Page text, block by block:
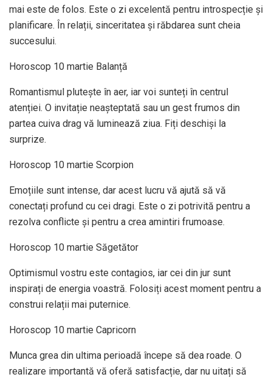
mai este de folos. Este o zi excelentă pentru introspecție și
planificare. În relații, sinceritatea și răbdarea sunt cheia
succesului.
Horoscop 10 martie Balanță
Romantismul plutește în aer, iar voi sunteți în centrul
atenției. O invitație neașteptată sau un gest frumos din
partea cuiva drag vă luminează ziua. Fiți deschiși la
surprize.
Horoscop 10 martie Scorpion
Emoțiile sunt intense, dar acest lucru vă ajută să vă
conectați profund cu cei dragi. Este o zi potrivită pentru a
rezolva conflicte și pentru a crea amintiri frumoase.
Horoscop 10 martie Săgetător
Optimismul vostru este contagios, iar cei din jur sunt
inspirați de energia voastră. Folosiți acest moment pentru a
construi relații mai puternice.
Horoscop 10 martie Capricorn
Munca grea din ultima perioadă începe să dea roade. O
realizare importantă vă oferă satisfacție, dar nu uitați să